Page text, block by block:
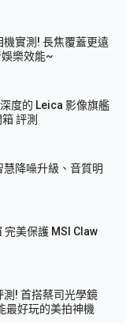
機實測! 長焦覆蓋更遠
樂效能~
度的 Leica 影像旗艦
評測
降噪升級、音質明
完美保護 MSI Claw
測! 首搭蔡司光學鏡
最好玩的美拍神機